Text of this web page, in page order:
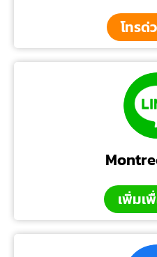
โทรด่
เพิ่มเ